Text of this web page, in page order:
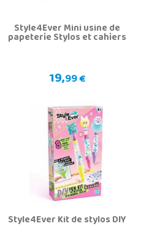
Style4Ever Mini usine de
papeterie Stylos et cahiers
19,99 €
Style4Ever Kit de stylos DIY